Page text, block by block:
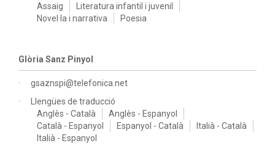
Assaig
Literatura infantil i juvenil
Novel·la i narrativa
Poesia
Glòria Sanz Pinyol
gsaznspi@telefonica.net
Llengües de traducció
Anglès - Català
Anglès - Espanyol
Català - Espanyol
Espanyol - Català
Italià - Català
Italià - Espanyol